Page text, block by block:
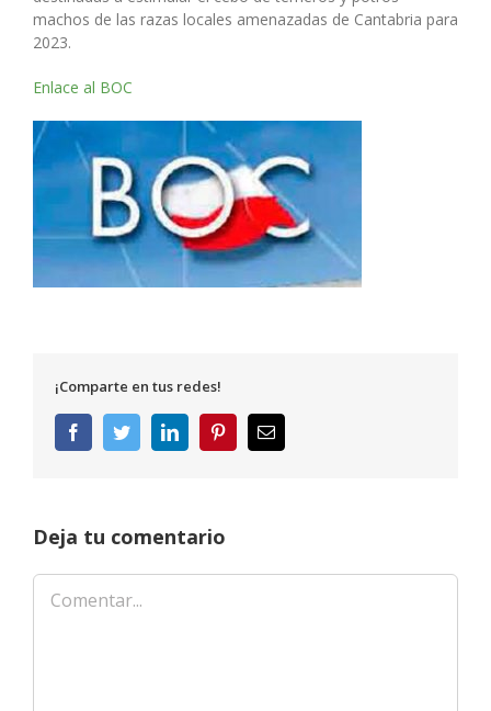
machos de las razas locales amenazadas de Cantabria para
2023.
Enlace al BOC
¡Comparte en tus redes!
FacebookTwitterLinkedInPinterestCorreo
electrónico
Deja tu comentario
Comentar